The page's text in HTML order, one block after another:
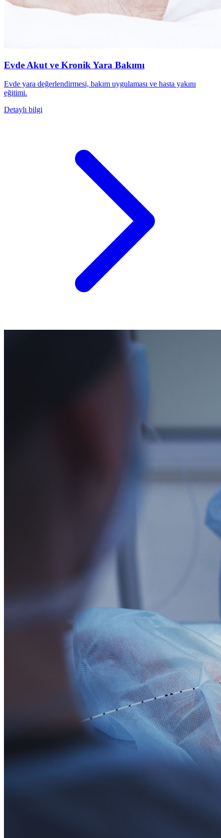
Evde Akut ve Kronik Yara Bakımı
Evde yara değerlendirmesi, bakım uygulaması ve hasta yakını
eğitimi.
Detaylı bilgi